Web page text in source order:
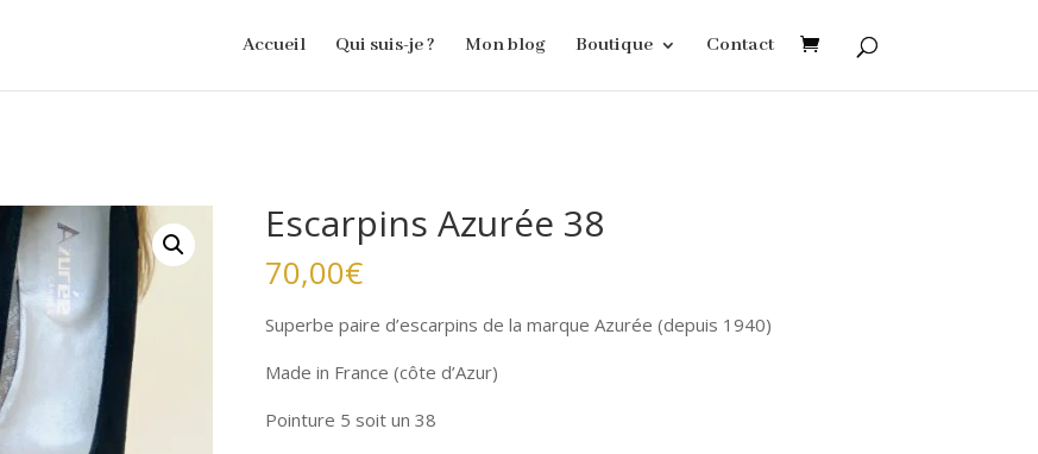
Accueil Qui suis-je ? Mon blog Boutique Contact
Escarpins Azurée 38
70,00€
Superbe paire d’escarpins de la marque Azurée (depuis 1940)
Made in France (côte d’Azur)
Pointure 5 soit un 38